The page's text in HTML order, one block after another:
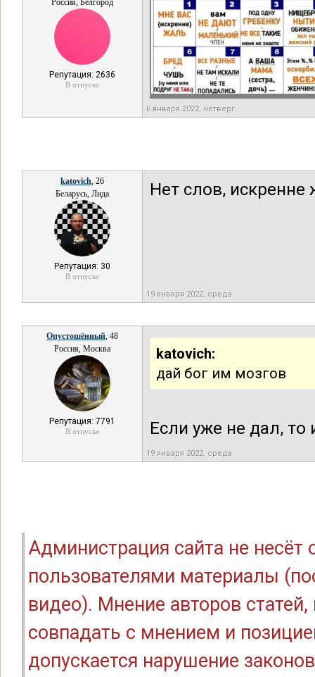
Россия, Белгород
Репутация: 2636
В отпуске
6 января 2022, четверг
katovich, 26
Беларусь, Лида
Репутация: 30
В отпуске
Нет слов,
19 января 2022, среда
Опустошённый, 48
Россия, Москва
Репутация: 7791
В отпуске
katovich:
дай бог им мозгов
Если уже не дал, то
19 января 2022, среда
Администрация сайта не
пользователями материалы
видео). Мнение авторов
совпадать с мнением и
допускается нарушение